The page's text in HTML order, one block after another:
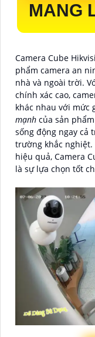
MANG
Camera Cube
phẩm camera an
nhà và ngoài trời.
chính xác cao,
khác nhau với mức
mạnh của sản
sống động ngay cả
trường khắc nghiệt.
hiệu quả, Camera
là sự lựa chọn tốt